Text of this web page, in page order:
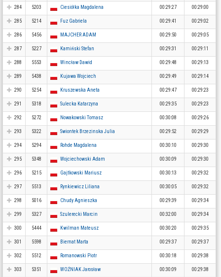
284 5203 Ciesiółka Magdalena 00:29:27 00:29:00
285 5214 Fuz Gabriela 00:29:41 00:29:02
286 5456 MAJCHER ADAM 00:29:50 00:29:05
287 5227 Kamiński Stefan 00:29:31 00:29:11
288 5553 Wincław Dawid 00:29:48 00:29:13
289 5438 Kujawa Wojciech 00:29:49 00:29:14
290 5254 Kruszewska Aneta 00:29:47 00:29:23
291 5318 Sulecka Katarzyna 00:29:35 00:29:23
292 5272 Nowakowski Tomasz 00:30:08 00:29:26
293 5322 Swiontek Brzezinska Julia 00:29:52 00:29:29
294 5294 Rohde Magdalena 00:30:10 00:29:30
295 5348 Wojciechowski Adam 00:30:09 00:29:30
296 5215 Gajtkowski Mariusz 00:30:13 00:29:32
297 5513 Rynkiewicz Liliana 00:30:05 00:29:32
298 5016 Chudy Agnieszka 00:29:39 00:29:34
299 5327 Szulerecki Marcin 00:32:00 00:29:34
300 5444 Kwilman Mateusz 00:30:20 00:29:35
301 5598 Biernat Marta 00:29:37 00:29:37
302 5512 Romanowski Piotr 00:30:18 00:29:38
303 5351 WOŹNIAK Jarosław 00:30:09 00:29:38